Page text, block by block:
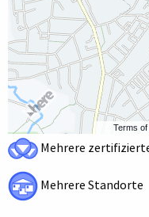
Terms
Mehrere
Mehrere Standorte